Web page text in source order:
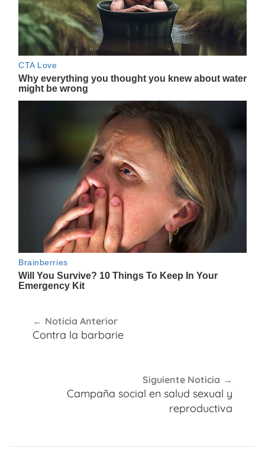
de
Noticia Anterior
Contra la barbarie
Siguiente Noticia
Campaña social en salud sexual y
reproductiva